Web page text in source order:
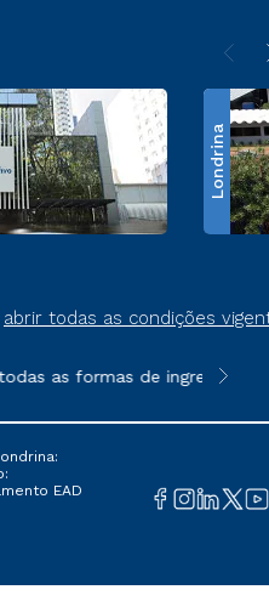
Londrina
abrir todas as condições
formas de ingresso,
EAD